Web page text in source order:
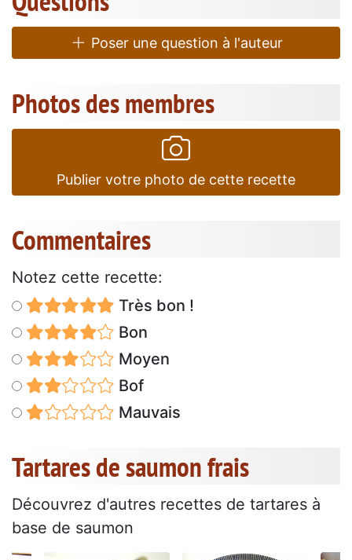
Poser une question à l'auteur
Photos des membres
Publier votre photo de cette recette
Commentaires
Notez cette recette:
Très bon !
Bon
Moyen
Bof
Mauvais
Tartares de saumon frais
Découvrez d'autres recettes de tartares à
base de saumon